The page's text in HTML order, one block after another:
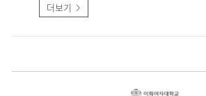
더보기